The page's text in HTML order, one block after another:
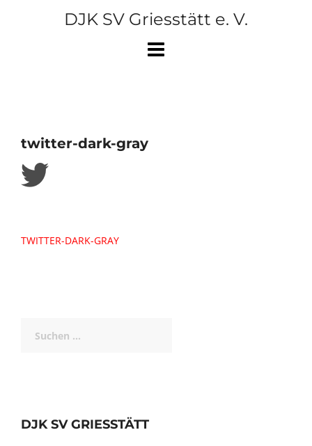
DJK SV Griesstätt e. V.
twitter-dark-gray
Beitragsnavigation
TWITTER-DARK-GRAY
nach:
DJK SV GRIESSTÄTT